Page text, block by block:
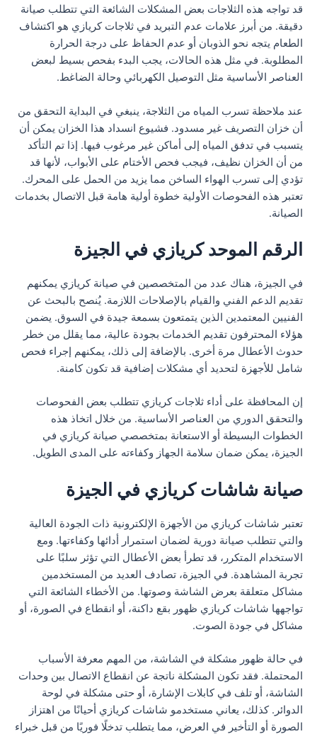
قد تواجه هذه الثلاجات بعض المشكلات الشائعة التي تتطلب صيانة
دقيقة. من أبرز علامات عدم التبريد في ثلاجات كريازي هو اكتشاف
الطعام يتجه نحو الذوبان أو عدم الحفاظ على درجة الحرارة
المطلوبة. في مثل هذه الحالات، يجب البدء بفحص بسيط لبعض
العناصر الأساسية مثل التوصيل الكهربائي وحالة الضاغط.
عند ملاحظة تسرب المياه من الثلاجة، ينبغي في البداية التحقق من
أن خزان التصريف غير مسدود. فشيوع انسداد هذا الخزان يمكن أن
يتسبب في تدفق المياه إلى أماكن غير مرغوب فيها. إذا تم التأكد
من أن الخزان نظيف، فيجب فحص الأختام على الأبواب، لأنها قد
تؤدي إلى تسرب الهواء الساخن مما يزيد من الحمل على المحرك.
تعتبر هذه الفحوصات الأولية خطوة أولية هامة قبل الاتصال بخدمات
الصيانة.
الرقم الموحد كريازي في الجيزة
في الجيزة، هناك عدد من المتخصصين في صيانة كريازي يمكنهم
تقديم الدعم الفني والقيام بالإصلاحات اللازمة. يُنصح بالبحث عن
الفنيين المعتمدين الذين يتمتعون بسمعة جيدة في السوق. يضمن
هؤلاء المحترفون تقديم الخدمات بجودة عالية، مما يقلل من خطر
حدوث الأعطال مرة أخرى. بالإضافة إلى ذلك، يمكنهم إجراء فحص
شامل للأجهزة لتحديد أي مشكلات إضافية قد تكون كامنة.
إن المحافظة على أداء ثلاجات كريازي تتطلب بعض الفحوصات
والتحقق الدوري من العناصر الأساسية. من خلال اتخاذ هذه
الخطوات البسيطة أو الاستعانة بمتخصصي صيانة كريازي في
الجيزة، يمكن ضمان سلامة الجهاز وكفاءته على المدى الطويل.
صيانة شاشات كريازي في الجيزة
تعتبر شاشات كريازي من الأجهزة الإلكترونية ذات الجودة العالية
والتي تتطلب صيانة دورية لضمان استمرار أدائها وكفاءتها. ومع
الاستخدام المتكرر، قد تطرأ بعض الأعطال التي تؤثر سلبًا على
تجربة المشاهدة. في الجيزة، تصادف العديد من المستخدمين
مشاكل متعلقة بعرض الشاشة وصوتها. من الأخطاء الشائعة التي
تواجهها شاشات كريازي ظهور بقع داكنة، أو انقطاع في الصورة، أو
مشاكل في جودة الصوت.
في حالة ظهور مشكلة في الشاشة، من المهم معرفة الأسباب
المحتملة. فقد تكون المشكلة ناتجة عن انقطاع الاتصال بين وحدات
الشاشة، أو تلف في كابلات الإشارة، أو حتى مشكلة في لوحة
الدوائر. كذلك، يعاني مستخدمو شاشات كريازي أحيانًا من اهتزاز
الصورة أو التأخير في العرض، مما يتطلب تدخلًا فوريًا من قبل خبراء